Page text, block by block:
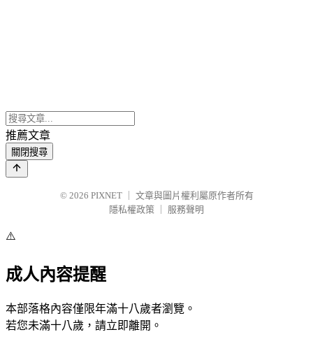
推薦文章
關閉搜尋
© 2026 PIXNET
文章與圖片權利屬原作者所有
隱私權政策
服務聲明
⚠️
成人內容提醒
本部落格內容僅限年滿十八歲者瀏覽。
若您未滿十八歲，請立即離開。